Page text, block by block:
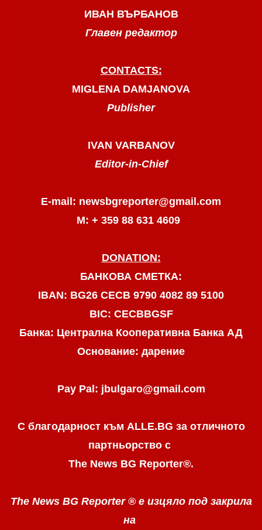
ИВАН ВЪРБАНОВ
Главен редактор
CONTACTS:
MIGLENA DAMJANOVA
Publisher
IVAN VARBANOV
Editor-in-Chief
E-mail: newsbgreporter@gmail.com
М: + 359 88 631 4609
DONATION:
БАНКОВА СМЕТКА:
IBAN: BG26 CECB 9790 4082 89 5100
BIC: CECBBGSF
Банка: Централна Кооперативна Банка АД
Основание: дарение
Pay Pal: jbulgaro@gmail.com
С благодарност към ALLE.BG за отличното
партньорство с
The News BG Reporter®.
The News BG Reporter ® е изцяло под закрила
на